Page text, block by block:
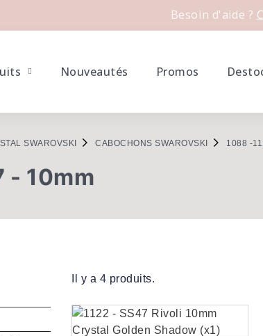
Besoin d'aide ?
Nouveautés Promos
SWAROVSKI CABOCHONS SWAROVSKI 1088 -
- 10mm
Il y a 4 produits.